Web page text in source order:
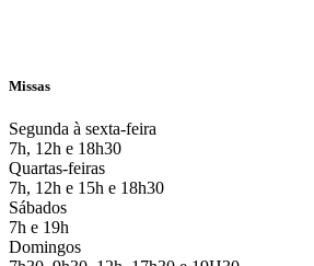
Missas
Segunda à sexta-feira
7h, 12h e 18h30
Quartas-feiras
7h, 12h e 15h e 18h30
Sábados
7h e 19h
Domingos